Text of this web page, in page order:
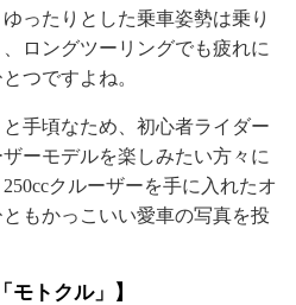
ったりとした乗車姿勢は乗り
ロングツーリングでも疲れに
つですよね。
手頃なため、初心者ライダー
ーモデルを楽しみたい方々に
クルーザーを手に入れたオ
もかっこいい愛車の写真を投
モトクル」】